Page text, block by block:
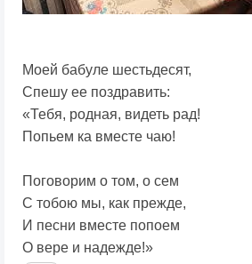
Моей бабуле шестьдесят,
Спешу ее поздравить:
«Тебя, родная, видеть рад!
Попьем ка вместе чаю!
Поговорим о том, о сем
С тобою мы, как прежде,
И песни вместе попоем
О вере и надежде!»